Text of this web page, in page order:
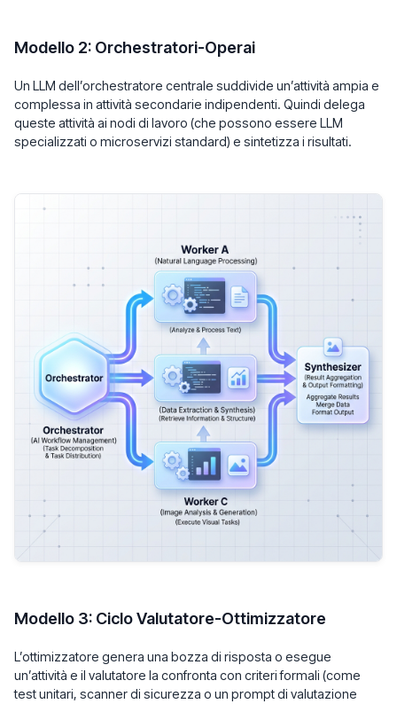
Modello 2: Orchestratori-Operai
Un LLM dell’orchestratore centrale suddivide un’attività ampia e
complessa in attività secondarie indipendenti. Quindi delega
queste attività ai nodi di lavoro (che possono essere LLM
specializzati o microservizi standard) e sintetizza i risultati.
Modello 3: Ciclo Valutatore-Ottimizzatore
L’ottimizzatore genera una bozza di risposta o esegue
un’attività e il valutatore la confronta con criteri formali (come
test unitari, scanner di sicurezza o un prompt di valutazione